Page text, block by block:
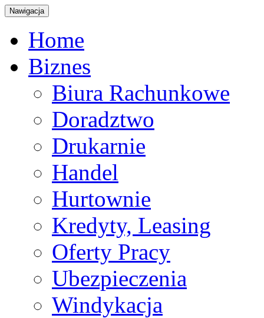
Nawigacja
Home
Biznes
Biura Rachunkowe
Doradztwo
Drukarnie
Handel
Hurtownie
Kredyty, Leasing
Oferty Pracy
Ubezpieczenia
Windykacja